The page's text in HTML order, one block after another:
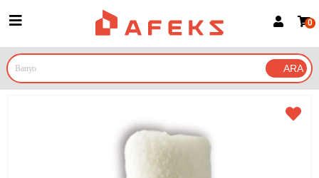
Google İle Bağlan
0